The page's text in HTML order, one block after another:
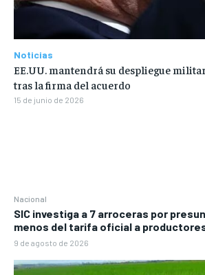
Nacional
SIC investiga a 7 arroceras por
menos del tarifa oficial a
9 de agosto de 2026
Noticias
EE.UU. mantendrá su despliegue
tras la firma del acuerdo
15 de junio de 2026